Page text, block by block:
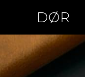
DØR